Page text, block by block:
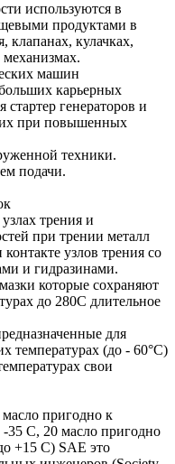
используются в
продуктами в
клапанах, кулачках,
машин
карьерных
генераторов и
при повышенных
техники.
подачи.
трения и
при трении металл
узлов трения со
и гидразинами.
которые сохраняют
до 280С длительное
для
температурах (до - 60°С)
свои
пригодно к
35 С, 20 масло пригодно
+15 С) SAE это